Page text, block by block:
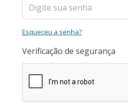
Esqueceu a senha?
Verificação de segurança